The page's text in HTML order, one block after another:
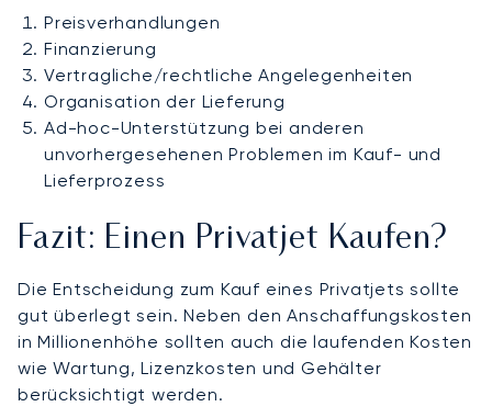
Preisverhandlungen
Finanzierung
Vertragliche/rechtliche Angelegenheiten
Organisation der Lieferung
Ad-hoc-Unterstützung bei anderen
unvorhergesehenen Problemen im Kauf- und
Lieferprozess
Fazit: Einen Privatjet Kaufen?
Die Entscheidung zum Kauf eines Privatjets sollte
gut überlegt sein. Neben den Anschaffungskosten
in Millionenhöhe sollten auch die laufenden Kosten
wie Wartung, Lizenzkosten und Gehälter
berücksichtigt werden.